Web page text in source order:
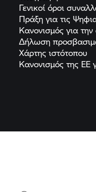
Γενικοί όροι
Πράξη για τις
Κανονισμός για
Δήλωση
Χάρτηςιστότοπου
Κανονισμός της ΕΕ